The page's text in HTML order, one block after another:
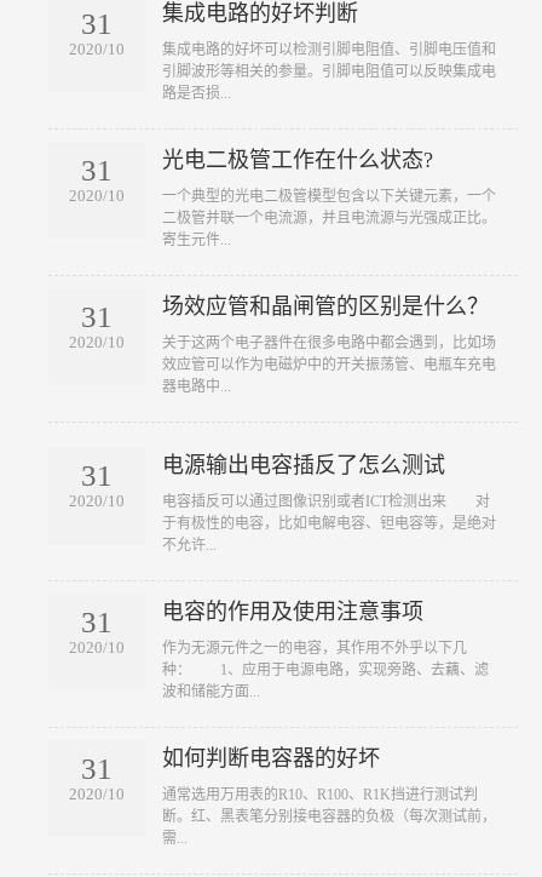
31
2020/10
集成电路的好坏判断
​集成电路的好坏可以检测引脚电阻值、引脚电压值和
引脚波形等相关的参量。引脚电阻值可以反映集成电
路是否损...
31
2020/10
光电二极管工作在什么状态?
​一个典型的光电二极管模型包含以下关键元素，一个
二极管并联一个电流源，并且电流源与光强成正比。
寄生元件...
31
2020/10
场效应管和晶闸管的区别是什么？
​关于这两个电子器件在很多电路中都会遇到，比如场
效应管可以作为电磁炉中的开关振荡管、电瓶车充电
器电路中...
31
2020/10
电源输出电容插反了怎么测试
​电容插反可以通过图像识别或者ICT检测出来 对
于有极性的电容，比如电解电容、钽电容等，是绝对
不允许...
31
2020/10
电容的作用及使用注意事项
​作为无源元件之一的电容，其作用不外乎以下几
种： 1、应用于电源电路，实现旁路、去藕、滤
波和储能方面...
31
2020/10
如何判断电容器的好坏
​通常选用万用表的R10、R100、R1K挡进行测试判
断。红、黑表笔分别接电容器的负极（每次测试前，
需...